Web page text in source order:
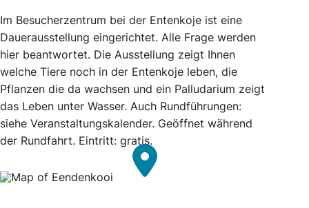
Im Besucherzentrum bei der Entenkoje ist eine
Dauerausstellung eingerichtet. Alle Frage werden
hier beantwortet. Die Ausstellung zeigt Ihnen
welche Tiere noch in der Entenkoje leben, die
Pflanzen die da wachsen und ein Palludarium zeigt
das Leben unter Wasser. Auch Rundführungen:
siehe Veranstaltungskalender. Geöffnet während
der Rundfahrt. Eintritt: gratis.